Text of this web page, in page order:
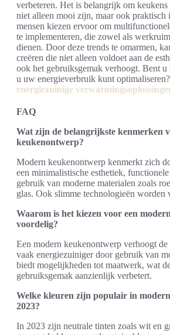
verbeteren. Het is belangrijk om
niet alleen mooi zijn, maar ook praktisch
mensen kiezen ervoor om
te implementeren, die zowel als
dienen. Door deze trends te omarmen,
creëren die niet alleen voldoet aan de
ook het gebruiksgemak verhoogt. Bent u
u uw energieverbruik kunt
energiezuinige
FAQ
Wat zijn de belangrijkste kenmerken
keukenontwerp?
Modern keukenontwerp kenmerkt zich
een minimalistische esthetiek,
gebruik van moderne materialen zoals
glas. Ook slimme technologieën worden
Waarom is het kiezen voor een
voordelig?
Een modern keukenontwerp verhoogt
vaak energiezuiniger door gebruik van
biedt mogelijkheden tot maatwerk, wat
gebruiksgemak aanzienlijk verbetert.
Welke kleuren zijn populair in
2023?
In 2023 zijn neutrale tinten zoals wit en